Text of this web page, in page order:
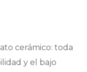
cerámico: toda
y el bajo